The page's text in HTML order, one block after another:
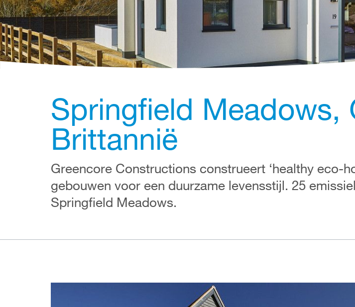
Springfield Meadows,
Brittannië
Greencore Constructions construeert ‘healthy eco-
gebouwen voor een duurzame levensstijl. 25
Springfield Meadows.